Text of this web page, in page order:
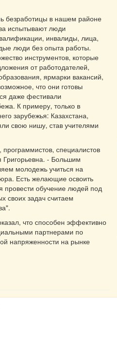
безработицы в нашем районе
испытывают люди
инвалиды, лица,
люди без опыта работы.
инструментов, которые
от работодателей,
ярмарки вакансий,
что они готовы
даже фестивали
К примеру, только в
зарубежья: Казахстана,
свою нишу, став учителями
специалистов
Григорьевна. - Большим
молодежь учиться на
Есть желающие освоить
провести обучение людей под
своих задач считаем
что способен эффективно
партнерами по
напряженности на рынке